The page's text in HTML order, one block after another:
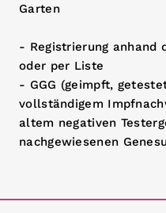
Garten
- Registrierung anhand
oder per Liste
- GGG (geimpft,
vollständigem
altem negativen
nachgewiesenen